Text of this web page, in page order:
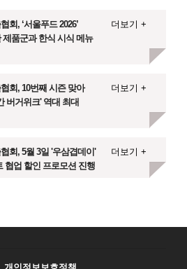
회, ‘서울푸드 2026’
품군과 한식 시식 메뉴
더보기 +
회, 10번째 시즌 맞아
버거위크' 역대 최대
더보기 +
회, 5월 3일 '우삼겹데이'
협업 할인 프로모션 진행
더보기 +